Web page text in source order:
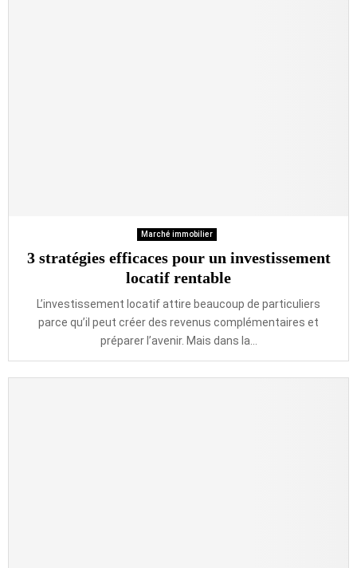
Marché immobilier
3 stratégies efficaces pour un investissement
locatif rentable
L’investissement locatif attire beaucoup de particuliers
parce qu’il peut créer des revenus complémentaires et
préparer l’avenir. Mais dans la...